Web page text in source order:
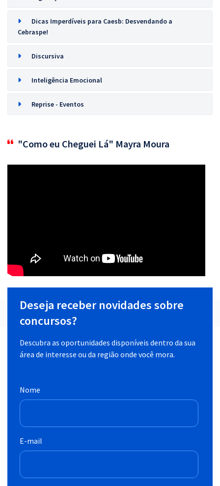
Dicas Imperdíveis para Caesb: Desvendando a
Cebraspe!
Discursiva
Inteligência Emocional
Reprise - Eventos
"Como eu Cheguei Lá" Mayra Moura
Deseja receber novidades sobre
concursos?
Descubra as oportunidades disponíveis dentro da sua
área de interesse ou da região onde você mora.
Nome
E-mail